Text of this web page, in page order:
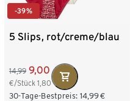
-39%
5 Slips, rot/creme/blau
14,99 9,00
€/Stück 1,80
30-Tage-Bestpreis: 14,99€